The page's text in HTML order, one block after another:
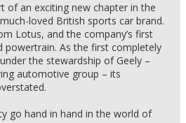
of an exciting new chapter in the
loved British sports car brand.
Lotus, and the company’s first
powertrain. As the first completely
the stewardship of Geely –
automotive group – its
go hand in hand in the world of